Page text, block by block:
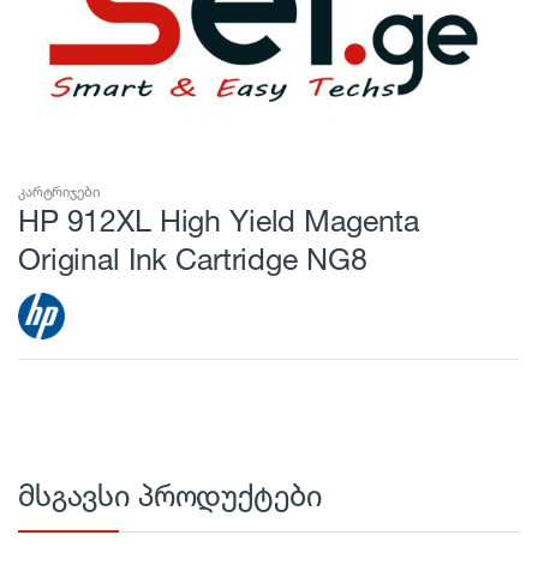
კარტრიჯები
HP 912XL High Yield Magenta
Original Ink Cartridge NG8
მსგავსი პროდუქტები